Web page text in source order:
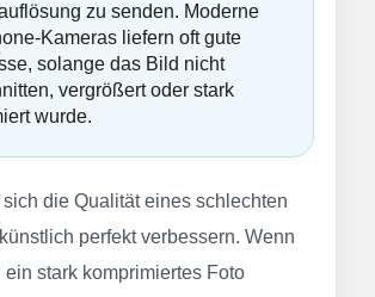
zu senden. Moderne
Kameras liefern oft gute
solange das Bild nicht
vergrößert oder stark
wurde.
sich die Qualität eines schlechten
perfekt verbessern. Wenn
stark komprimiertes Foto